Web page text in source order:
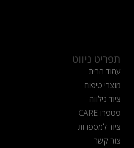
תפריט ניווט
עמוד הבית
מוצרי טיפוח
ציוד נילווה
פטפרו CARE
ציוד למספרות
צור קשר